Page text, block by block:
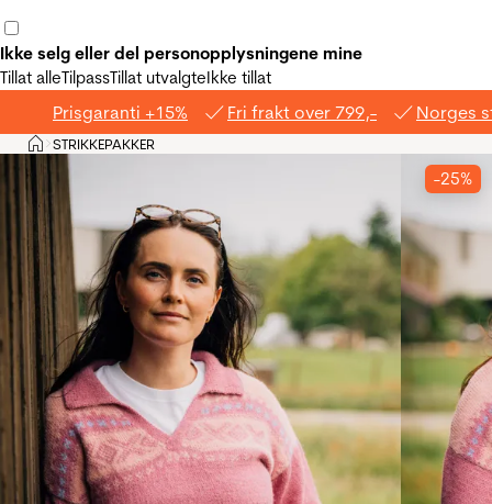
Ikke selg eller del personopplysningene mine
Tillat alleTilpassTillat utvalgteIkke tillat
Prisgaranti +15% Fri frakt over 799,- Norges
Hjem
>STRIKKEPAKKER
-25%